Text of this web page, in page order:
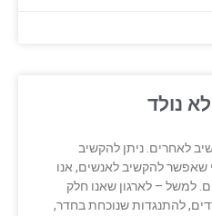
נולד
לאחרים. ניתן להקשיב
שאפשר להקשיב לאנשים, אנו
למשל – לארגון שאנו חלק
להתנגדות שנוכחת בחדר,